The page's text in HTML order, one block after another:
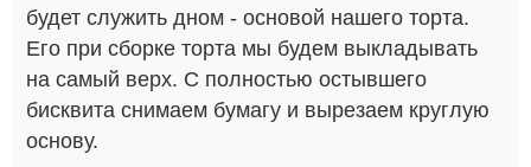
будет служить дном - основой нашего торта.
Его при сборке торта мы будем выкладывать
на самый верх. С полностью остывшего
бисквита снимаем бумагу и вырезаем круглую
основу.